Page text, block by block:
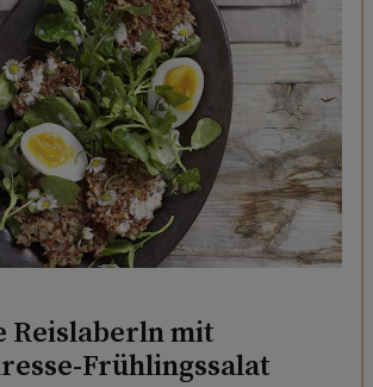
Reislaberln mit
Frühlingssalat